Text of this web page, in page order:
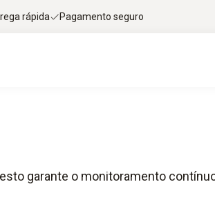
rápida Pagamento seguro
garante o monitoramento